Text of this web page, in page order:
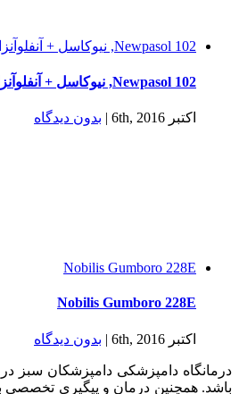
Newpasol 102, نیوکاسل + آنفلوآنزا
Newpasol 102, نیوکاسل + آنفلوآنزا
اکتبر 6th, 2016 | بدون ديدگاه
Nobilis Gumboro 228E
Nobilis Gumboro 228E
اکتبر 6th, 2016 | بدون ديدگاه
باشد. همچنین درمان و پیگیری تخصصی